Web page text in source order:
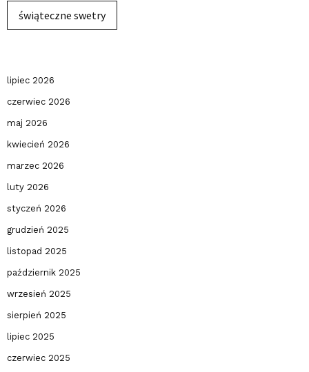
świąteczne swetry
lipiec 2026
czerwiec 2026
maj 2026
kwiecień 2026
marzec 2026
luty 2026
styczeń 2026
grudzień 2025
listopad 2025
październik 2025
wrzesień 2025
sierpień 2025
lipiec 2025
czerwiec 2025